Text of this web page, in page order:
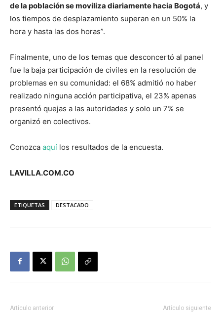
de la población se moviliza diariamente hacia Bogotá, y
los tiempos de desplazamiento superan en un 50% la
hora y hasta las dos horas”.
Finalmente, uno de los temas que desconcertó al panel
fue la baja participación de civiles en la resolución de
problemas en su comunidad: el 68% admitió no haber
realizado ninguna acción participativa, el 23% apenas
presentó quejas a las autoridades y solo un 7% se
organizó en colectivos.
Conozca aquí los resultados de la encuesta.
LAVILLA.COM.CO
ETIQUETAS DESTACADO
Artículo anterior Artículo siguiente